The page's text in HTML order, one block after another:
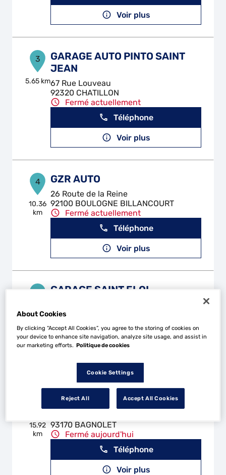
Voir plus
3
5.65 km
GARAGE AUTO PINTO SAINT
JEAN
67 Rue Louveau
92320 CHATILLON
Fermé actuellement
Téléphone
Voir plus
4
10.36
km
GZR AUTO
26 Route de la Reine
92100 BOULOGNE BILLANCOURT
Fermé actuellement
Téléphone
Voir plus
5
10.45
GARAGE SAINT ELOI
94700 MAISONS ALFORT
Fermé actuellement
Téléphone
15.92
km
GARAGE DE BAGNOLET
93170 BAGNOLET
Fermé aujourd'hui
Téléphone
Voir plus
About Cookies
By clicking “Accept All Cookies”, you agree to the storing of cookies on
your device to enhance site navigation, analyze site usage, and assist in
our marketing efforts. Politique de cookies
Cookie Settings
Reject All Accept All Cookies